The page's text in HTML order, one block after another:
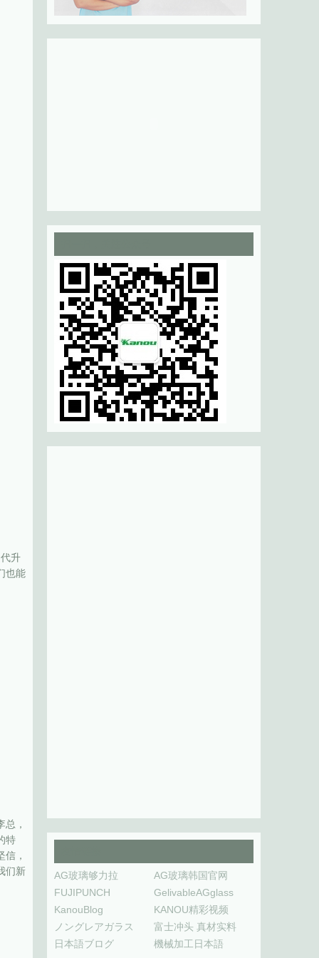
升
也能
，
特
，
们新
AG玻璃够力拉
AG玻璃韩国官网
FUJIPUNCH
GelivableAGglass
KanouBlog
KANOU精彩视频
ノングレアガラス
富士冲头 真材实料
日本語ブログ
機械加工日本語